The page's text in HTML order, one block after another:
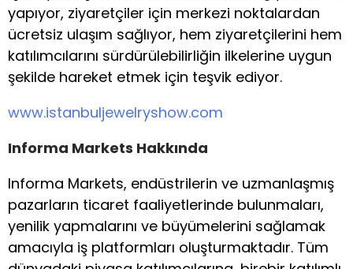
yapıyor, ziyaretçiler için merkezi noktalardan
ücretsiz ulaşım sağlıyor, hem ziyaretçilerini hem
katılımcılarını sürdürülebilirliğin ilkelerine uygun
şekilde hareket etmek için teşvik ediyor.
www.istanbuljewelryshow.com
Informa Markets Hakkında
Informa Markets, endüstrilerin ve uzmanlaşmış
pazarların ticaret faaliyetlerinde bulunmaları,
yenilik yapmalarını ve büyümelerini sağlamak
amacıyla iş platformları oluşturmaktadır. Tüm